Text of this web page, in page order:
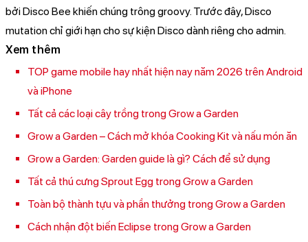
bởi Disco Bee khiến chúng trông groovy. Trước đây, Disco
mutation chỉ giới hạn cho sự kiện Disco dành riêng cho admin.
Xem thêm
TOP game mobile hay nhất hiện nay năm 2026 trên Android
và iPhone
Tất cả các loại cây trồng trong Grow a Garden
Grow a Garden – Cách mở khóa Cooking Kit và nấu món ăn
Grow a Garden: Garden guide là gì? Cách để sử dụng
Tất cả thú cưng Sprout Egg trong Grow a Garden
Toàn bộ thành tựu và phần thưởng trong Grow a Garden
Cách nhận đột biến Eclipse trong Grow a Garden